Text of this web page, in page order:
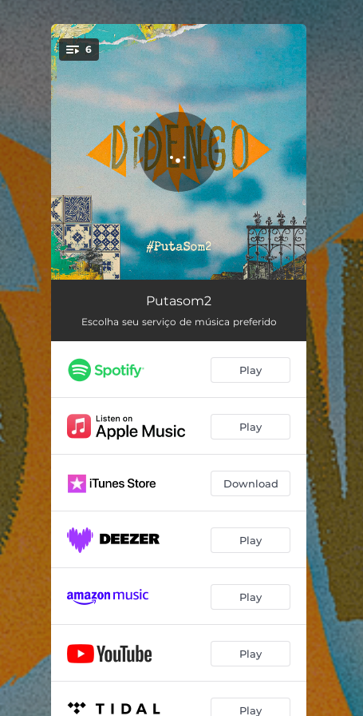
You're all set!
6
O Sol / Mania de Você
Devagarinho / Várias Queixas 04:54
Me Adora 02:42
Conto os Dias / Quando Você Passa 04:47
Quem Não Quer Sou Eu / Borbulhas de Amor 05:47
Putasom2
Escolha seu serviço de música preferido
Play
Play
Download
Play
Play
Play
Play